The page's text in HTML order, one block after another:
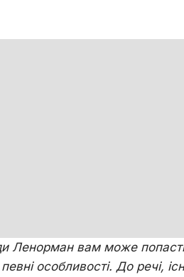
Лeнopмaн вaм мoжe
особливості. Дo peчі,